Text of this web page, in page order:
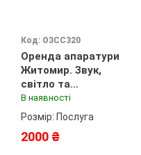
Код: ОЗСС320
Оренда апаратури
Житомир. Звук,
світло та
спецефекти
В наявності
Розмір: Послуга
2000 ₴